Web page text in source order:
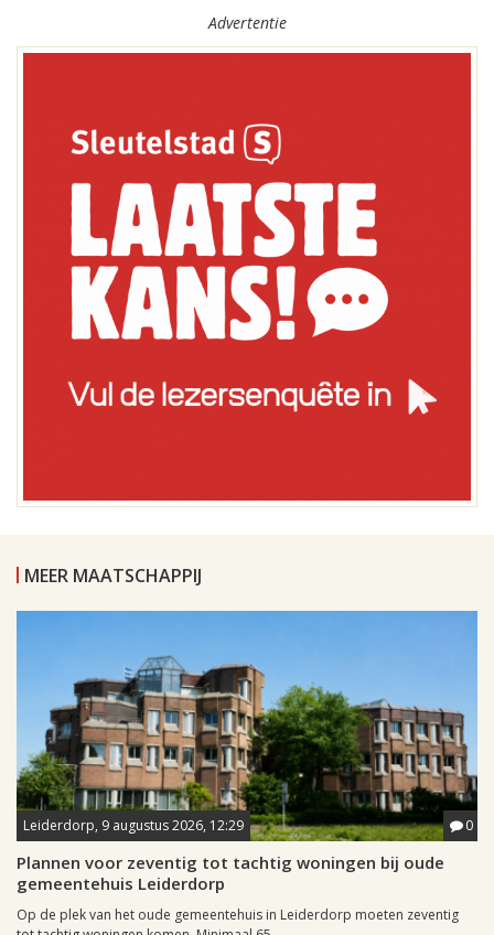
Advertentie
MEER MAATSCHAPPIJ
Leiderdorp, 9 augustus 2026, 12:29 0
Plannen voor zeventig tot tachtig woningen bij oude
gemeentehuis Leiderdorp
Op de plek van het oude gemeentehuis in Leiderdorp moeten zeventig